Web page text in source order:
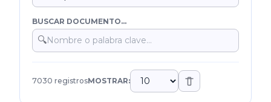
BUSCAR DOCUMENTO...
🔍
7030 registrosMOSTRAR: